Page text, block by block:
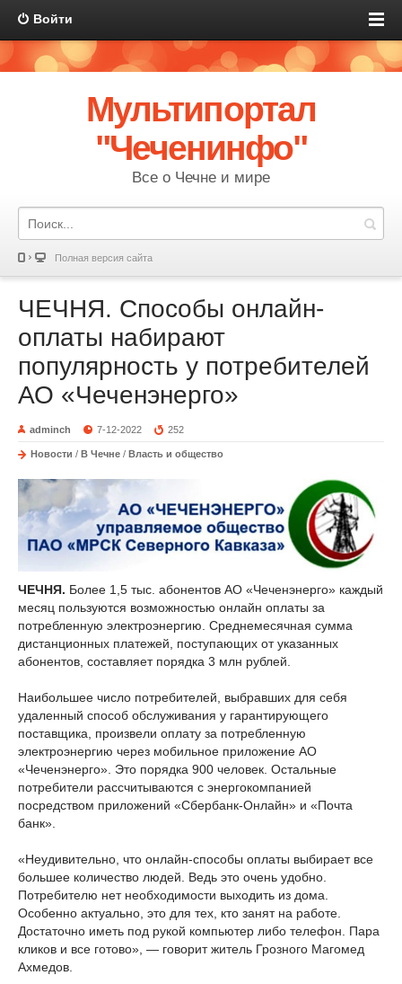
Войти
Мультипортал
"Чеченинфо"
Все о Чечне и мире
Полная версия сайта
ЧЕЧНЯ. Способы онлайн-
оплаты набирают
популярность у потребителей
АО «Чеченэнерго»
adminch 7-12-2022 252
Новости / В Чечне / Власть и общество
ЧЕЧНЯ. Более 1,5 тыс. абонентов АО «Чеченэнерго» каждый
месяц пользуются возможностью онлайн оплаты за
потребленную электроэнергию. Среднемесячная сумма
дистанционных платежей, поступающих от указанных
абонентов, составляет порядка 3 млн рублей.
Наибольшее число потребителей, выбравших для себя
удаленный способ обслуживания у гарантирующего
поставщика, произвели оплату за потребленную
электроэнергию через мобильное приложение АО
«Чеченэнерго». Это порядка 900 человек. Остальные
потребители рассчитываются с энергокомпанией
посредством приложений «Сбербанк-Онлайн» и «Почта
банк».
«Неудивительно, что онлайн-способы оплаты выбирает все
большее количество людей. Ведь это очень удобно.
Потребителю нет необходимости выходить из дома.
Особенно актуально, это для тех, кто занят на работе.
Достаточно иметь под рукой компьютер либо телефон. Пара
кликов и все готово», — говорит житель Грозного Магомед
Ахмедов.